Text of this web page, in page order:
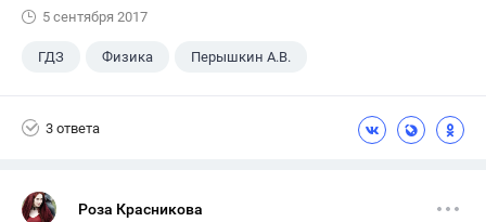
5 сентября 2017
ГДЗ Физика Перышкин А.В.
3 ответа
Роза Красникова